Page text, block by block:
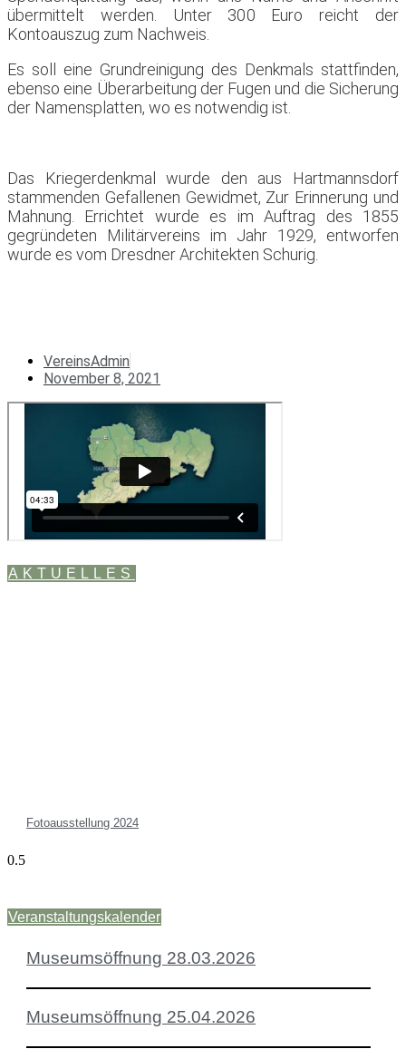
übermittelt werden. Unter 300 Euro reicht der
Kontoauszug zum Nachweis.
Es soll eine Grundreinigung des Denkmals stattfinden,
ebenso eine Überarbeitung der Fugen und die Sicherung
der Namensplatten, wo es notwendig ist.
Das Kriegerdenkmal wurde den aus Hartmannsdorf
stammenden Gefallenen Gewidmet, Zur Erinnerung und
Mahnung. Errichtet wurde es im Auftrag des 1855
gegründeten Militärvereins im Jahr 1929, entworfen
wurde es vom Dresdner Architekten Schurig.
VereinsAdmin
November 8, 2021
AKTUELLES
Fotoausstellung 2024
Veranstaltungskalender
Museumsöffnung 28.03.2026
Museumsöffnung 25.04.2026